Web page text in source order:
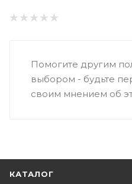
Помогите другим
выбором - будьте
своим мнением об
КАТАЛОГ